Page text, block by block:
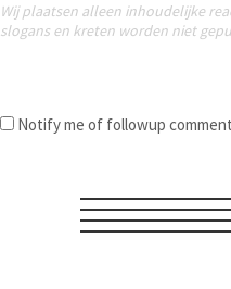
Wij plaatsen alleen inhoudelijke
slogans en kreten worden niet
Notify me of followup